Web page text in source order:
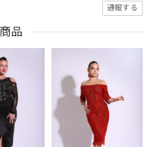
通報する
品